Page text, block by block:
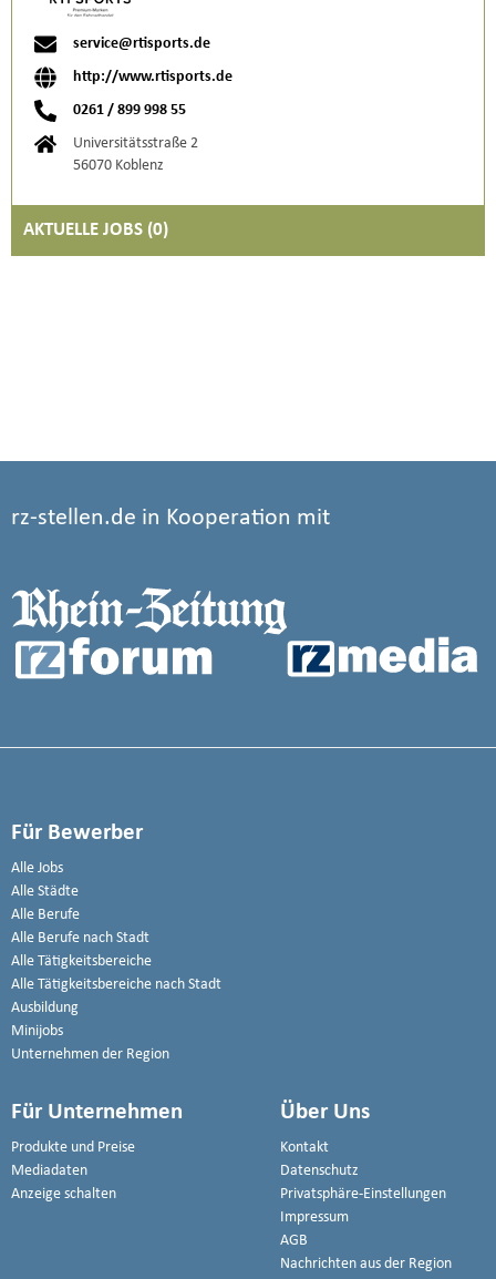
service@rtisports.de
http://www.rtisports.de
0261 / 899 998 55
Universitätsstraße 2
56070 Koblenz
AKTUELLE JOBS (0)
rz-stellen.de in Kooperation mit
Für Bewerber
Alle Jobs
Alle Städte
Alle Berufe
Alle Berufe nach Stadt
Alle Tätigkeitsbereiche
Alle Tätigkeitsbereiche nach Stadt
Ausbildung
Minijobs
Unternehmen der Region
Für Unternehmen
Produkte und Preise
Mediadaten
Anzeige schalten
Über Uns
Kontakt
Datenschutz
Privatsphäre-Einstellungen
Impressum
AGB
Nachrichten aus der Region